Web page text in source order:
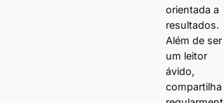
orientada a
resultados.
Além de ser
um leitor
ávido,
compartilha